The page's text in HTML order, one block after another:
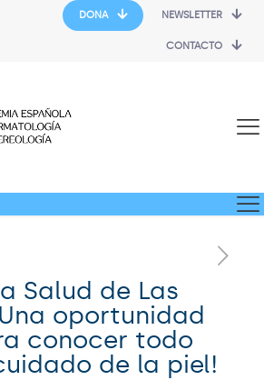
DONA NEWSLETTER
CONTACTO
Salud de Las
oportunidad
conocer todo
de la piel!